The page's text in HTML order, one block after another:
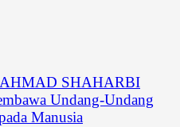
SHAHARBI
Undang-Undang
Manusia